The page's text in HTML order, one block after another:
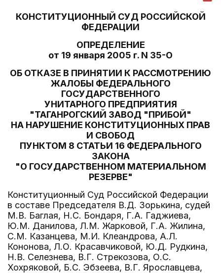
КОНСТИТУЦИОННЫЙ СУД РОССИЙСКОЙ
ФЕДЕРАЦИИ
ОПРЕДЕЛЕНИЕ
от 19 января 2005 г. N 35-О
ОБ ОТКАЗЕ В ПРИНЯТИИ К РАССМОТРЕНИЮ
ЖАЛОБЫ ФЕДЕРАЛЬНОГО
ГОСУДАРСТВЕННОГО
УНИТАРНОГО ПРЕДПРИЯТИЯ
"ТАГАНРОГСКИЙ ЗАВОД "ПРИБОЙ"
НА НАРУШЕНИЕ КОНСТИТУЦИОННЫХ ПРАВ
И СВОБОД
ПУНКТОМ 8 СТАТЬИ 16 ФЕДЕРАЛЬНОГО
ЗАКОНА
"О ГОСУДАРСТВЕННОМ МАТЕРИАЛЬНОМ
РЕЗЕРВЕ"
Конституционный Суд Российской Федерации
в составе Председателя В.Д. Зорькина, судей
М.В. Баглая, Н.С. Бондаря, Г.А. Гаджиева,
Ю.М. Данилова, Л.М. Жарковой, Г.А. Жилина,
С.М. Казанцева, М.И. Клеандрова, А.Л.
Кононова, Л.О. Красавчиковой, Ю.Д. Рудкина,
Н.В. Селезнева, В.Г. Стрекозова, О.С.
Хохряковой, Б.С. Эбзеева, В.Г. Ярославцева,